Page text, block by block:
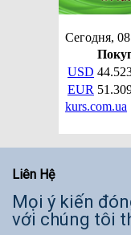
Liên Hệ
Mọi ý kiến
với chúng tôi